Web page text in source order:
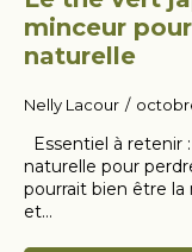
minceur
naturelle
Nelly Lacour
Essentiel à retenir
naturelle pour
pourrait bien être la
et…